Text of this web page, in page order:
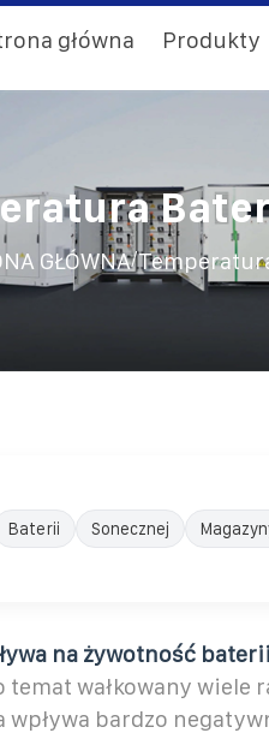
główna Produkty
GŁÓWNA/
Baterii Sonecznej
na żywotność
wałkowany wiele
bardzo